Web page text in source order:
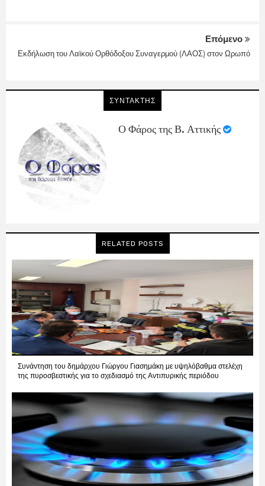
Επόμενο
Εκδήλωση του Λαϊκού Ορθόδοξου Συναγερμού (ΛΑΟΣ) στον Ωρωπό
ΣΥΝΤΑΚΤΗΣ
Ο Φάρος της Β. Αττικής
RELATED POSTS
Συνάντηση του δημάρχου Γιώργου Γιασημάκη με υψηλόβαθμα στελέχη
της πυροσβεστικής για το σχεδιασμό της Αντιπυρικής περιόδου